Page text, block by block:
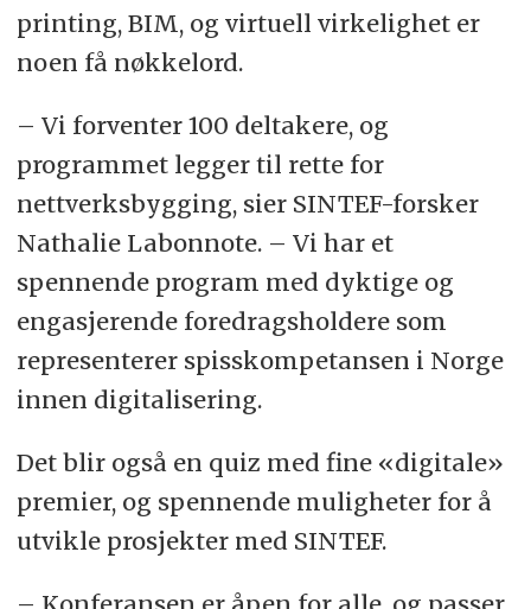
printing, BIM, og virtuell virkelighet er
noen få nøkkelord.
– Vi forventer 100 deltakere, og
programmet legger til rette for
nettverksbygging, sier SINTEF-forsker
Nathalie Labonnote. – Vi har et
spennende program med dyktige og
engasjerende foredragsholdere som
representerer spisskompetansen i Norge
innen digitalisering.
Det blir også en quiz med fine «digitale»
premier, og spennende muligheter for å
utvikle prosjekter med SINTEF.